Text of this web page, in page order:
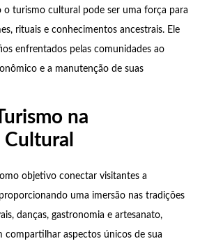
o turismo cultural pode ser uma força para
rituais e conhecimentos ancestrais. Ele
enfrentados pelas comunidades ao
e a manutenção de suas
na
Cultural
objetivo conectar visitantes a
uma imersão nas tradições
danças, gastronomia e artesanato,
compartilhar aspectos únicos de sua